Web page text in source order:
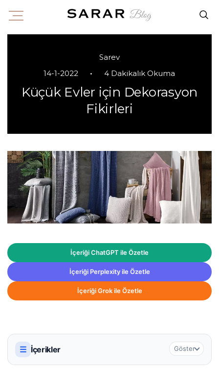
Sarev
14-1-2022
• 4 Dakikalık Okuma
Küçük Evler için Dekorasyon
Fikirleri
İçeriği ChatGPT ile Özetle
İçeriği Perplexity ile Özetle
İçeriği Grok ile Özetle
☰ İçerikler Göster